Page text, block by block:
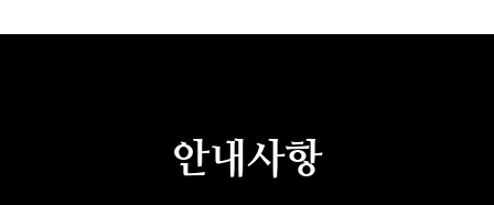
안내사항